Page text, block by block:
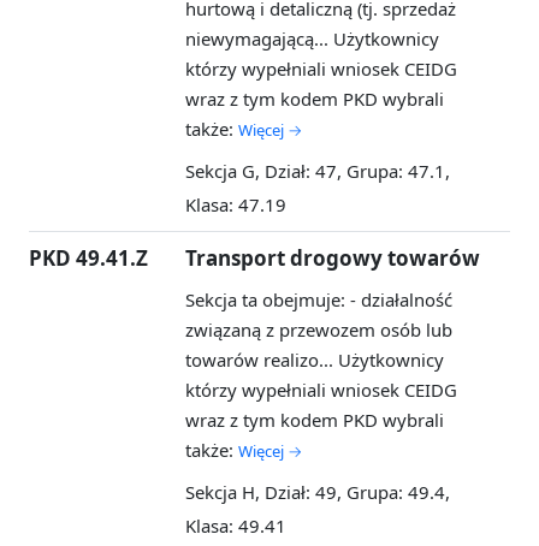
hurtową i detaliczną (tj. sprzedaż
niewymagającą... Użytkownicy
którzy wypełniali wniosek CEIDG
wraz z tym kodem PKD wybrali
także: Więcej →
Sekcja G, Dział: 47, Grupa: 47.1,
Klasa: 47.19
PKD 49.41.Z Transport drogowy towarów
Sekcja ta obejmuje: - działalność
związaną z przewozem osób lub
towarów realizo... Użytkownicy
którzy wypełniali wniosek CEIDG
wraz z tym kodem PKD wybrali
także: Więcej →
Sekcja H, Dział: 49, Grupa: 49.4,
Klasa: 49.41